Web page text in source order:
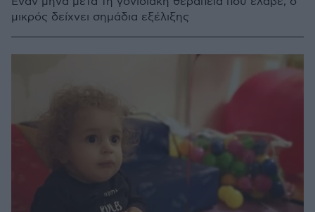
μικρός δείχνει σημάδια εξέλιξης